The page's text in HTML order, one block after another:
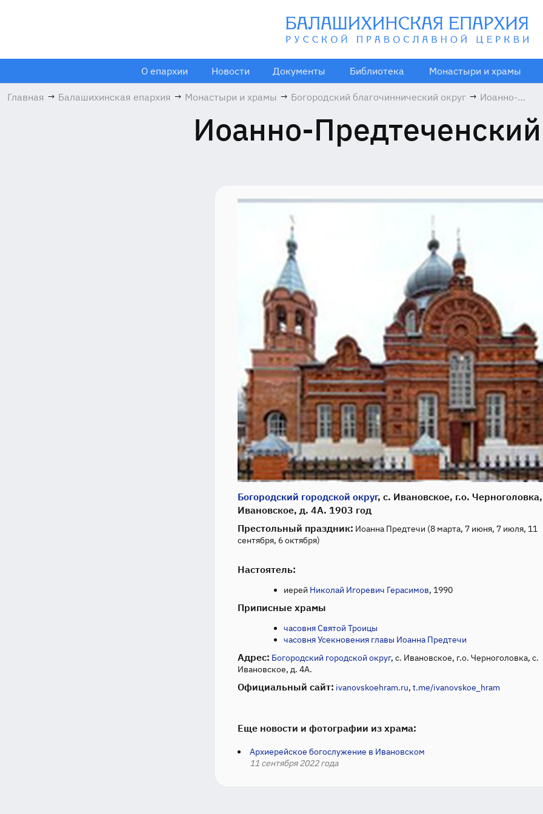
О епархии Новости Документы Библиотека Монастыри и храмы
Главная → Балашихинская епархия → Монастыри и храмы → Богородский благочиннический округ → Иоанно-
храм
Иоанно-
Богородский городской округ, с. Ивановское, г.о.
Ивановское, д. 4А. 1903 год
Престольный праздник: Иоанна Предтечи (8 марта, 7 июня, 7 июля, 11
сентября, 6 октября)
Настоятель:
иерей Николай Игоревич Герасимов, 1990
Приписные храмы
часовня Святой Троицы
часовня Усекновения главы Иоанна Предтечи
Адрес: Богородский городской округ, с. Ивановское, г.о. Черноголовка, с.
Ивановское, д. 4А.
Официальный сайт: ivanovskoehram.ru, t.me/ivanovskoe_hram
Еще новости и фотографии из храма:
Архиерейское богослужение в Ивановском
11 сентября 2022 года